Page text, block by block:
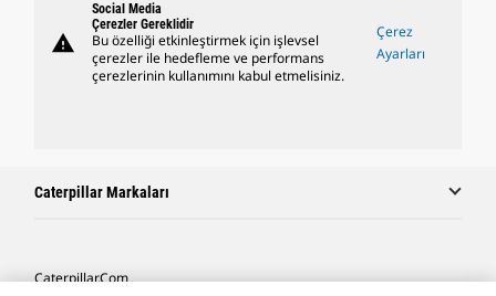
warning
Social Media
Çerezler Gereklidir
Bu özelliği etkinleştirmek için işlevsel
çerezler ile hedefleme ve performans
çerezlerinin kullanımını kabul etmelisiniz.
Çerez
Ayarları
Caterpillar Markaları
Caterpillar.com